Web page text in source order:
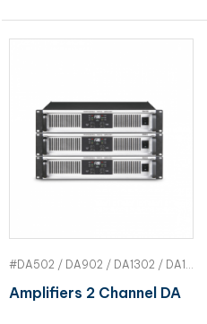
#DA502 / DA902 / DA1302 / DA1502 | FDB
Amplifiers 2 Channel DA